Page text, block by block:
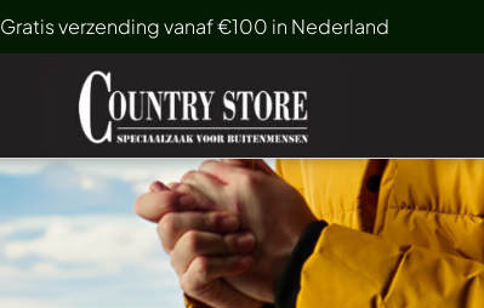
Gratis verzending vanaf €100 in Nederland